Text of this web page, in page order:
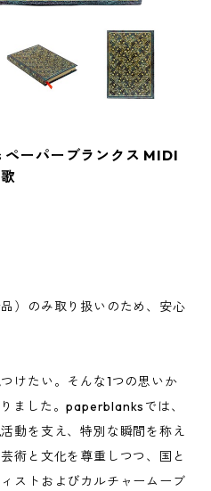
ーパーブランクス MIDI
）のみ取り扱いのため、安心
けたい。そんな1つの思いか
ました。paperblanksでは、
動を支え、特別な瞬間を称え
術と文化を尊重しつつ、国と
ストおよびカルチャームーブ